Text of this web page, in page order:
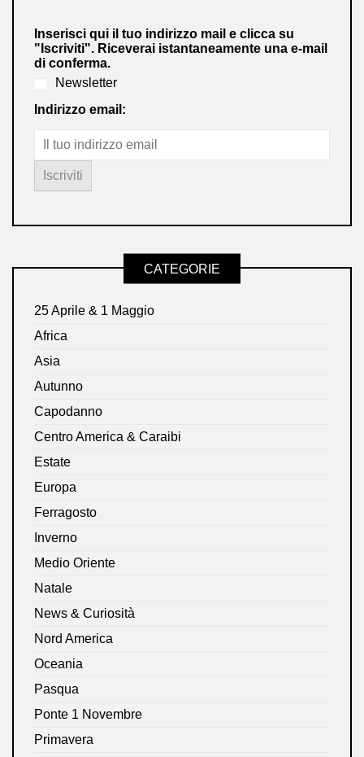
Inserisci qui il tuo indirizzo mail e clicca su
"Iscriviti". Riceverai istantaneamente una e-mail
di conferma.
Newsletter
Indirizzo email:
CATEGORIE
25 Aprile & 1 Maggio
Africa
Asia
Autunno
Capodanno
Centro America & Caraibi
Estate
Europa
Ferragosto
Inverno
Medio Oriente
Natale
News & Curiosità
Nord America
Oceania
Pasqua
Ponte 1 Novembre
Primavera